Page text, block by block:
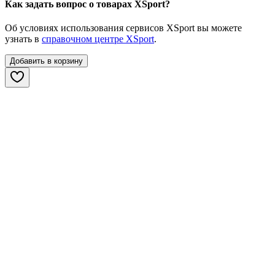
Как задать вопрос о товарах XSport?
Об условиях использования сервисов XSport вы можете
узнать в справочном центре XSport.
Добавить в корзину